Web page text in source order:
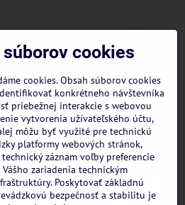
09:00- 15:00)
cookies
cookies. Obsah súborov cookies
konkrétneho návštevníka
priebežnej interakcie s webovou
vytvorenia užívateľského účtu,
môžu byť využité pre technickú
platformy webových stránok,
záznam voľby preferencie
zariadenia technickým
Poskytovať základnú
bezpečnosť a stabilitu je